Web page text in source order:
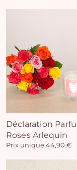
Déclaration
Roses Arlequin
Prix unique 44,90 €